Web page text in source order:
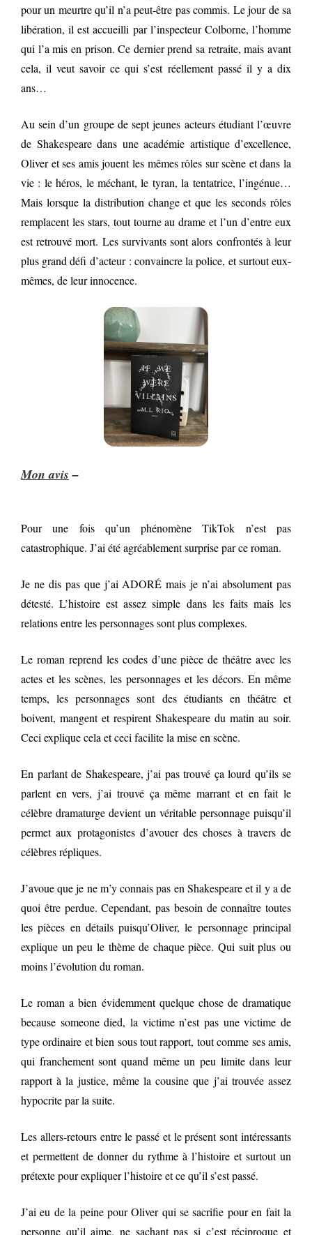
pour un meurtre qu’il n’a peut-être pas commis. Le jour de sa
libération, il est accueilli par l’inspecteur Colborne, l’homme
qui l’a mis en prison. Ce dernier prend sa retraite, mais avant
cela, il veut savoir ce qui s’est réellement passé il y a dix
ans…
Au sein d’un groupe de sept jeunes acteurs étudiant l’œuvre
de Shakespeare dans une académie artistique d’excellence,
Oliver et ses amis jouent les mêmes rôles sur scène et dans la
vie : le héros, le méchant, le tyran, la tentatrice, l’ingénue…
Mais lorsque la distribution change et que les seconds rôles
remplacent les stars, tout tourne au drame et l’un d’entre eux
est retrouvé mort. Les survivants sont alors confrontés à leur
plus grand défi d’acteur : convaincre la police, et surtout eux-
mêmes, de leur innocence.
Mon avis –
Pour une fois qu’un phénomène TikTok n’est pas
catastrophique. J’ai été agréablement surprise par ce roman.
Je ne dis pas que j’ai ADORÉ mais je n’ai absolument pas
détesté. L’histoire est assez simple dans les faits mais les
relations entre les personnages sont plus complexes.
Le roman reprend les codes d’une pièce de théâtre avec les
actes et les scènes, les personnages et les décors. En même
temps, les personnages sont des étudiants en théâtre et
boivent, mangent et respirent Shakespeare du matin au soir.
Ceci explique cela et ceci facilite la mise en scène.
En parlant de Shakespeare, j’ai pas trouvé ça lourd qu’ils se
parlent en vers, j’ai trouvé ça même marrant et en fait le
célèbre dramaturge devient un véritable personnage puisqu’il
permet aux protagonistes d’avouer des choses à travers de
célèbres répliques.
J’avoue que je ne m’y connais pas en Shakespeare et il y a de
quoi être perdue. Cependant, pas besoin de connaître toutes
les pièces en détails puisqu’Oliver, le personnage principal
explique un peu le thème de chaque pièce. Qui suit plus ou
moins l’évolution du roman.
Le roman a bien évidemment quelque chose de dramatique
because someone died, la victime n’est pas une victime de
type ordinaire et bien sous tout rapport, tout comme ses amis,
qui franchement sont quand même un peu limite dans leur
rapport à la justice, même la cousine que j’ai trouvée assez
hypocrite par la suite.
Les allers-retours entre le passé et le présent sont intéressants
et permettent de donner du rythme à l’histoire et surtout un
prétexte pour expliquer l’histoire et ce qu’il s’est passé.
J’ai eu de la peine pour Oliver qui se sacrifie pour en fait la
personne qu’il aime, ne sachant pas si c’est réciproque et